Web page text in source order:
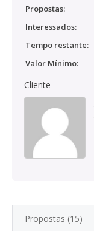
Propostas:
Interessados:
Tempo restante:
Valor Mínimo:
Cliente
Propostas (15)